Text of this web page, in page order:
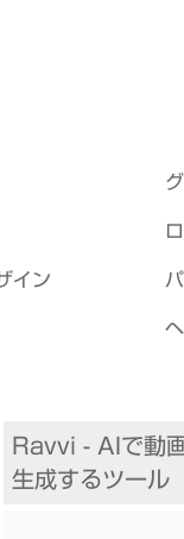
イン
Ravvi - AIで動
生成するツール